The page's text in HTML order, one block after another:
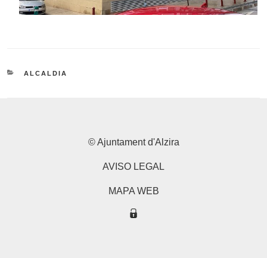
CATEGORIES
ALCALDIA
© Ajuntament d'Alzira
AVISO LEGAL
MAPA WEB